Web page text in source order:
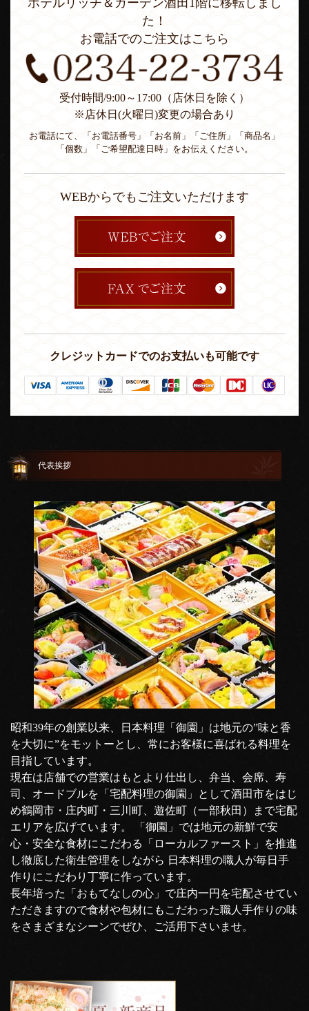
ホテルリッチ＆ガーデン酒田1階に移転しまし
た！
お電話でのご注文はこちら
受付時間/9:00～17:00（店休日を除く）
※店休日(火曜日)変更の場合あり
お電話にて、「お電話番号」「お名前」「ご住所」「商品名」
「個数」「ご希望配達日時」をお伝えください。
WEBからでもご注文いただけます
クレジットカードでのお支払いも可能です
代表挨拶
昭和39年の創業以来、日本料理「御園」は地元の”味と香
を大切に”をモットーとし、常にお客様に喜ばれる料理を
目指しています。
現在は店舗での営業はもとより仕出し、弁当、会席、寿
司、オードブルを「宅配料理の御園」として酒田市をはじ
め鶴岡市・庄内町・三川町、遊佐町（一部秋田）まで宅配
エリアを広げています。 「御園」では地元の新鮮で安
心・安全な食材にこだわる「ローカルファースト」を推進
し徹底した衛生管理をしながら 日本料理の職人が毎日手
作りにこだわり丁寧に作っています。
長年培った「おもてなしの心」で庄内一円を宅配させてい
ただきますので食材や包材にもこだわった職人手作りの味
をさまざまなシーンでぜひ、ご活用下さいませ。